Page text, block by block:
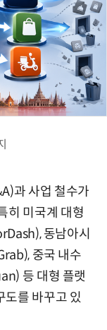
과 사업 철수가
히 미국계 대형
동남아시
중국 내수
등 대형 플랫
도를 바꾸고 있